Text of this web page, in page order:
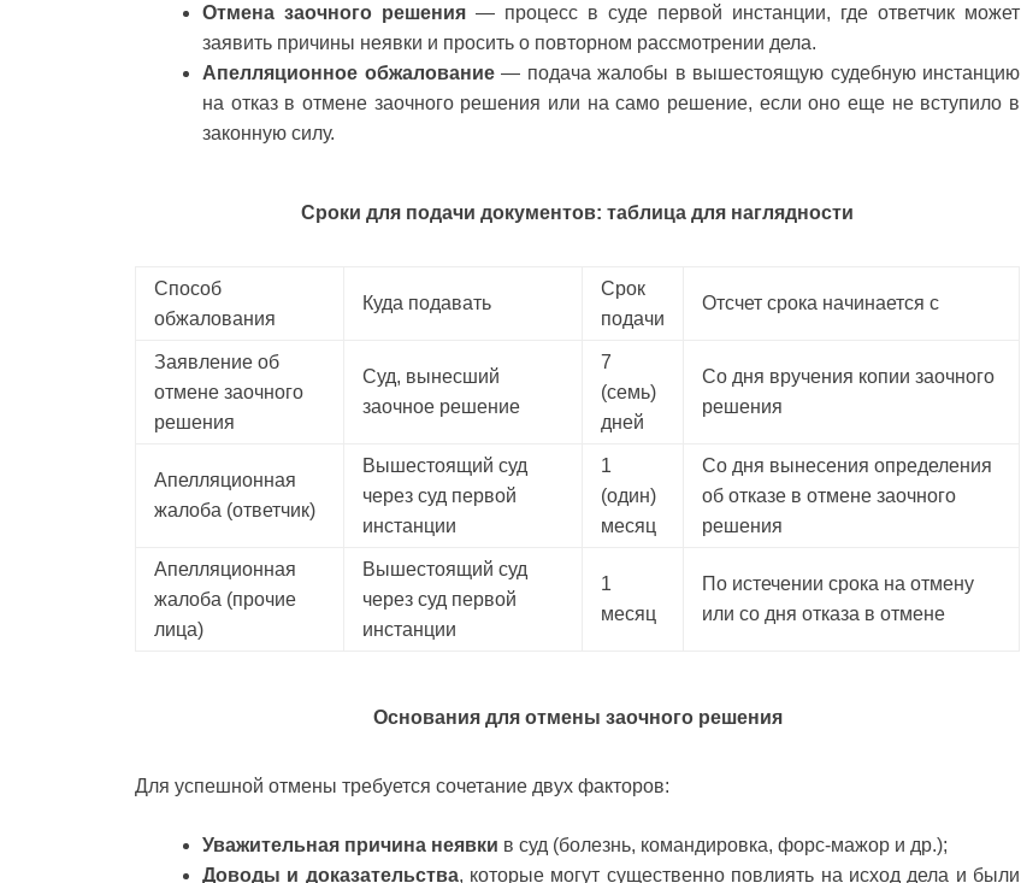
Отмена заочного решения — процесс в суде первой инстанции, где ответчик может
заявить причины неявки и просить о повторном рассмотрении дела.
Апелляционное обжалование— подача жалобы в вышестоящую судебную инстанцию
на отказ в отмене заочного решения или на само решение, если оно еще не вступило в
законную силу.
Сроки для подачи документов: таблица для наглядности
Способ
обжалования
Куда подавать
Срок
подачи
Отсчет срока начинается с
Заявление об
отмене заочного
решения
Суд, вынесший
заочное решение
7
(семь)
дней
Со дня вручения копии заочного
решения
Апелляционная
жалоба (ответчик)
Вышестоящий суд
через суд первой
инстанции
1
(один)
месяц
Со дня вынесения определения
об отказе в отмене заочного
решения
Апелляционная
жалоба (прочие
лица)
Вышестоящий суд
через суд первой
инстанции
1
месяц
По истечении срока на отмену
или со дня отказа в отмене
Основания для отмены заочного решения
Для успешной отмены требуется сочетание двух факторов:
Уважительная причина неявки в суд (болезнь, командировка, форс-мажор и др.);
Доводы и доказательства, которые могут существенно повлиять на исход дела и были